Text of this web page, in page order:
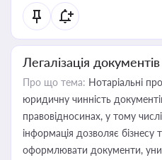
статусу суб'єктів оціночної
Легалізація документів
Про що тема: Нотаріальні
юридичну чинність
правовідносинах, у тому
інформація дозволяє
оформлювати документи,